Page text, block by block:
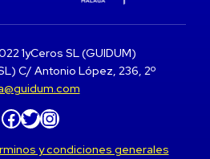
1yCeros SL (GUIDUM)
C/ Antonio López, 236, 2º
Facebook Twitter Instagram
y condiciones generales